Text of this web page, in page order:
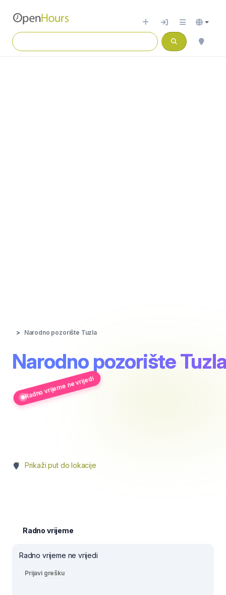
Narodno pozorište Tuzla
Narodno pozorište
Radno vrijeme ne vrijedi
Prikaži put do lokacije
Radno vrijeme
Radno vrijeme ne vrijedi
Prijavi grešku